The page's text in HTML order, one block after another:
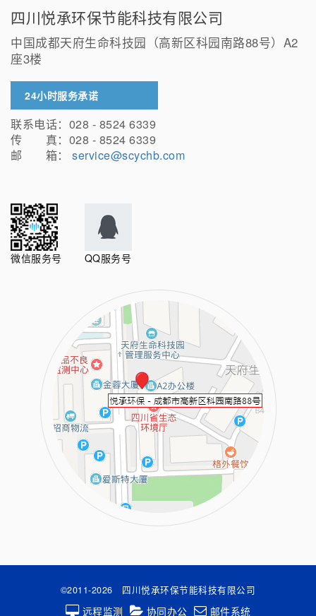
四川悦承环保节能科技有限公司
中国成都天府生命科技园（高新区科园南路88号）A2
座3楼
24小时服务承诺
联系电话：028 - 8524 6339
传 真：028 - 8524 6339
邮 箱： service@scychb.com
微信服务号 QQ服务号
©2011-2026 四川悦承环保节能科技有限公司
远程监测 协同办公 邮件系统